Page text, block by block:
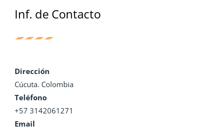
Inf. de Contacto
Dirección
Cúcuta. Colombia
Teléfono
+57 3142061271
Email